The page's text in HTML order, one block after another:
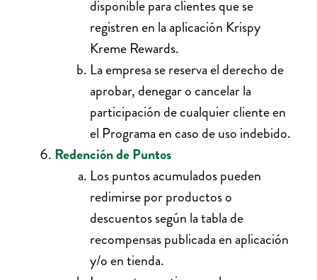
disponible para clientes que se
registren en la aplicación Krispy
Kreme Rewards.
La empresa se reserva el derecho de
aprobar, denegar o cancelar la
participación de cualquier cliente en
el Programa en caso de uso indebido.
Redención de Puntos
Los puntos acumulados pueden
redimirse por productos o
descuentos según la tabla de
recompensas publicada en aplicación
y/o en tienda.